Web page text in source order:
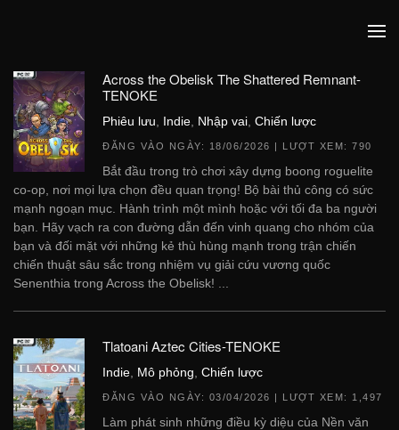
Across the Obelisk The Shattered Remnant-
TENOKE
Phiêu lưu Indie Nhập vai Chiến lược
ĐĂNG VÀO NGÀY: 18/06/2026 | LƯỢT XEM: 790
Bắt đầu trong trò chơi xây dựng boong roguelite
co-op, nơi mọi lựa chọn đều quan trọng! Bộ bài thủ công có sức
mạnh ngoạn mục. Hành trình một mình hoặc với tối đa ba người
bạn. Hãy vạch ra con đường dẫn đến vinh quang cho nhóm của
bạn và đối mặt với những kẻ thù hùng mạnh trong trận chiến
chiến thuật sâu sắc trong nhiệm vụ giải cứu vương quốc
Senenthia trong Across the Obelisk! ...
Tlatoani Aztec Cities-TENOKE
Indie Mô phỏng Chiến lược
ĐĂNG VÀO NGÀY: 03/04/2026 | LƯỢT XEM: 1,497
Làm phát sinh những điều kỳ diệu của Nền văn